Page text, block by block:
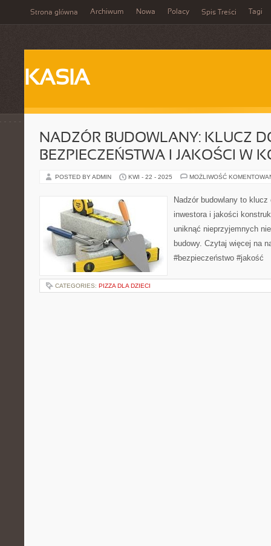
Strona główna Archiwum Nowa Polacy Spis Treści Tagi
KASIA
NADZÓR BUDOWLANY: KLUCZ
BEZPIECZEŃSTWA I JAKOŚCI W
POSTED BY ADMIN KWI - 22 - 2025 MOŻLIWOŚĆ
Nadzór budowlany to
inwestora i jakości
uniknąć nieprzyjemnych
budowy. Czytaj więcej na
#bezpieczeństwo #jakość
CATEGORIES: PIZZA DLA DZIECI